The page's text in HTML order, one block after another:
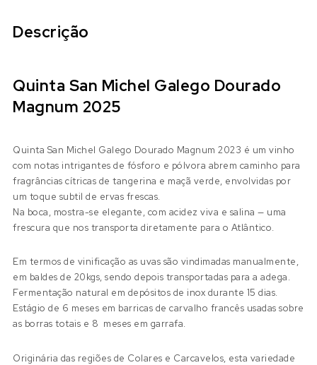
Descrição
Quinta San Michel Galego Dourado
Magnum 2025
Quinta San Michel Galego Dourado Magnum 2023 é um vinho
com notas intrigantes de fósforo e pólvora abrem caminho para
fragrâncias cítricas de tangerina e maçã verde, envolvidas por
um toque subtil de ervas frescas.
Na boca, mostra-se elegante, com acidez viva e salina — uma
frescura que nos transporta diretamente para o Atlântico.
Em termos de vinificação as uvas são vindimadas manualmente,
em baldes de 20kgs, sendo depois transportadas para a adega.
Fermentação natural em depósitos de inox durante 15 dias.
Estágio de 6 meses em barricas de carvalho francês usadas sobre
as borras totais e 8 meses em garrafa.
Originária das regiões de Colares e Carcavelos, esta variedade